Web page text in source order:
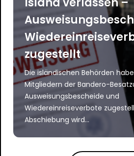
zugestellt
Die isländischen Behörden
Mitgliedern der Bandero-
Ausweisungsbescheide und
Wiedereinreiseverbote
Abschiebung wird...